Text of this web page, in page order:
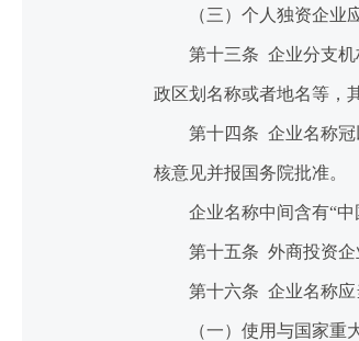
（三）个人独资企业应
第十三条 企业分支机构
政区划名称或者地名等，
第十四条 企业名称冠以
核意见并报国务院批准。
企业名称中间含有“中国
第十五条 外商投资企业
第十六条 企业名称应当
（一）使用与国家重大